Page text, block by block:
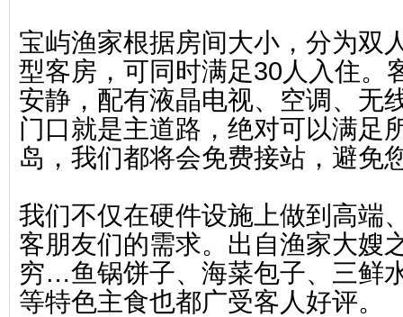
宝屿渔家根据房间大小，分为双
型客房，可同时满足30人入住。
安静，配有液晶电视、空调、无
门口就是主道路，绝对可以满足
岛，我们都将会免费接站，避免
我们不仅在硬件设施上做到高端
客朋友们的需求。出自渔家大嫂
穷…鱼锅饼子、海菜包子、三鲜
等特色主食也都广受客人好评。